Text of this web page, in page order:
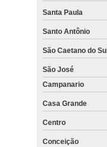
Santa Paula
Santo Antônio
São Caetano do Sul
São José
Campanario
Casa Grande
Centro
Conceição